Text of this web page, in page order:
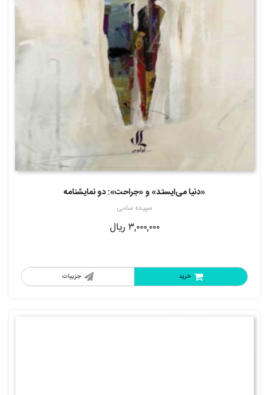
«دنیا می‌ایستد» و «جراحت»: دو نمایشنامه
سپیده سامی
۳,۰۰۰,۰۰۰ ریال
جزییات خرید